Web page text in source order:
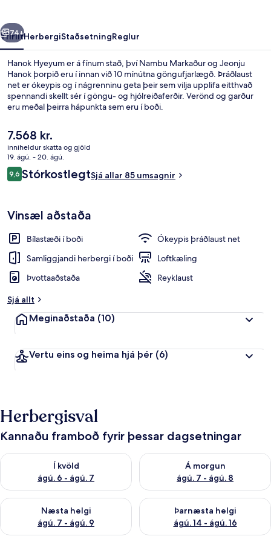
Næsta
74+
YfirlitHerbergiStaðsetningReglur
Hanok Hyeyum er á fínum stað, því Nambu Markaður og Jeonju
Hanok þorpið eru í innan við 10 mínútna göngufjarlægð. Þráðlaust
net er ókeypis og í nágrenninu geta þeir sem vilja upplifa eitthvað
spennandi skellt sér í göngu- og hjólreiðaferðir. Verönd og garður
eru meðal þeirra hápunkta sem eru í boði.
Núverandi
verð
er
7.568 kr.
7.568 kr.
inniheldur skatta og gjöld
19. ágú. - 20. ágú.
Umsagnir
9,69,6 af 10
StórkostlegtSjá allar 85 umsagnir
Vinsæl aðstaða
Bílastæði í boði
Ókeypis þráðlaust net
Samliggjandi herbergi í boði
Loftkæling
Þvottaaðstaða
Reyklaust
Sjá allt
Meginaðstaða (10)
Vertu eins og heima hjá þér (6)
Herbergisval
Kannaðu framboð fyrir þessar dagsetningar
Í kvöld
ágú. 6 - ágú. 7
Athuga framboð í kvöld ágú. 6 - ágú. 7
Á morgun
ágú. 7 - ágú. 8
Athuga framboð á morgun
Næsta helgi
ágú. 7 - ágú. 9
Athuga framboð næstu helgi ágú. 7 - ágú. 9
Þarnæsta helgi
ágú. 14 - ágú. 16
Athuga framboð þarnæstu